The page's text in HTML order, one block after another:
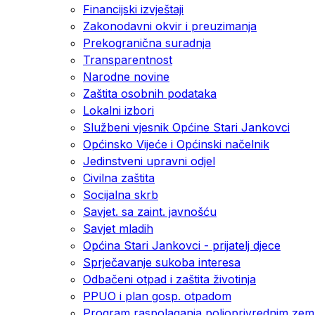
Financijski izvještaji
Zakonodavni okvir i preuzimanja
Prekogranična suradnja
Transparentnost
Narodne novine
Zaštita osobnih podataka
Lokalni izbori
Službeni vjesnik Općine Stari Jankovci
Općinsko Vijeće i Općinski načelnik
Jedinstveni upravni odjel
Civilna zaštita
Socijalna skrb
Savjet. sa zaint. javnošću
Savjet mladih
Općina Stari Jankovci - prijatelj djece
Sprječavanje sukoba interesa
Odbačeni otpad i zaštita životinja
PPUO i plan gosp. otpadom